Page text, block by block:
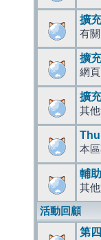
擴
有
擴
網
擴
其
本
輔
其
活動回顧
第